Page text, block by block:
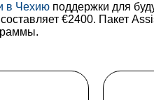
в Чехию поддержки для
€2400. Пакет